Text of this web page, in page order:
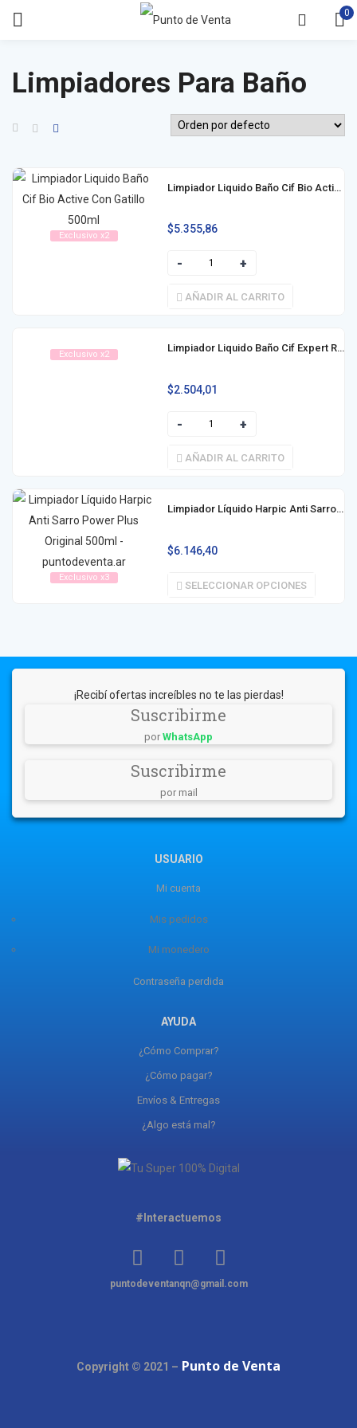
0
Limpiadores Para Baño
Exclusivo x2
Limpiador Liquido Baño Cif Bio Active Con Gatillo 500ml
$5.355,86
AÑADIR AL CARRITO
Exclusivo x2
Limpiador Liquido Baño Cif Expert Repuesto 450ml
$2.504,01
AÑADIR AL CARRITO
Exclusivo x3
Limpiador Líquido Harpic Anti Sarro Power Plus 500ml
$6.146,40
SELECCIONAR OPCIONES
¡Recibí ofertas increíbles no te las pierdas!
Suscribirme
por WhatsApp
Suscribirme
por mail
USUARIO
Mi cuenta
Mis pedidos
Mi monedero
Contraseña perdida
AYUDA
¿Cómo Comprar?
¿Cómo pagar?
Envíos & Entregas
¿Algo está mal?
#Interactuemos
puntodeventanqn@gmail.com
Copyright © 2021 – Punto de Venta